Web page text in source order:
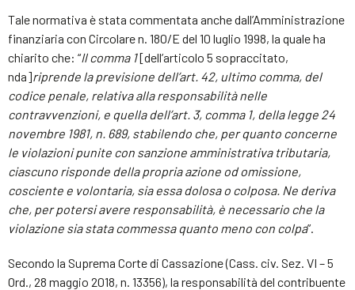
Tale normativa è stata commentata anche dall’Amministrazione
finanziaria con Circolare n. 180/E del 10 luglio 1998, la quale ha
chiarito che: “Il comma 1[dell’articolo 5 sopraccitato,
nda]riprende la previsione dell’art. 42, ultimo comma, del
codice penale, relativa alla responsabilità nelle
contravvenzioni, e quella dell’art. 3, comma 1, della legge 24
novembre 1981, n. 689, stabilendo che, per quanto concerne
le violazioni punite con sanzione amministrativa tributaria,
ciascuno risponde della propria azione od omissione,
cosciente e volontaria, sia essa dolosa o colposa. Ne deriva
che, per potersi avere responsabilità, è necessario che la
violazione sia stata commessa quanto meno con colpa”.
Secondo la Suprema Corte di Cassazione (Cass. civ. Sez. VI – 5
Ord., 28 maggio 2018, n. 13356), la responsabilità del contribuente